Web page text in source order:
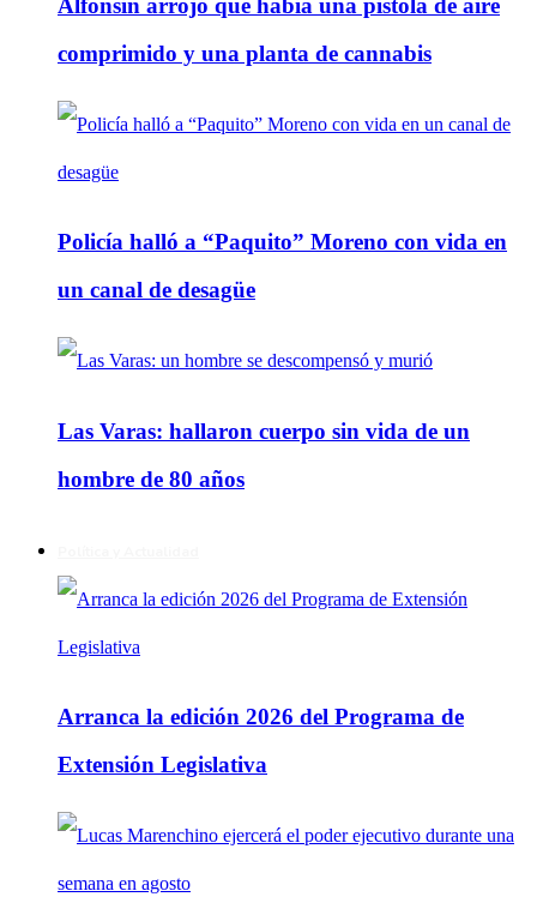
Alfonsín arrojó que había una pistola de aire
comprimido y una planta de cannabis
Policía halló a “Paquito” Moreno con vida en
un canal de desagüe
Las Varas: hallaron cuerpo sin vida de un
hombre de 80 años
Arranca la edición 2026 del Programa de
Extensión Legislativa